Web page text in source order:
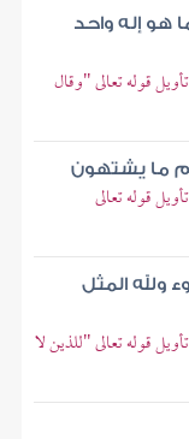
هو إله واحد
قوله تعالى "وقال
ما يشتهون
قوله تعالى
ولله المثل
قوله تعالى "للذين لا